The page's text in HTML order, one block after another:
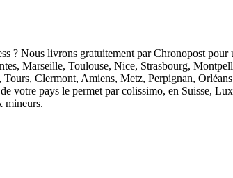
? Nous livrons gratuitement par Chronopost
Marseille, Toulouse, Nice, Strasbourg,
Clermont, Amiens, Metz, Perpignan,
votre pays le permet par colissimo, en Suisse,
mineurs.